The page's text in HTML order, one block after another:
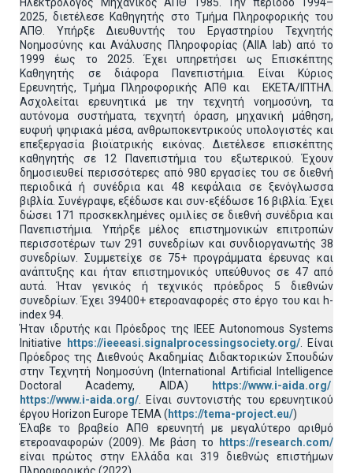
2025, διετέλεσε Καθηγητής στο Τμήμα Πληροφορικής του
ΑΠΘ. Υπήρξε Διευθυντής του Εργαστηρίου Τεχνητής
Νοημοσύνης και Ανάλυσης Πληροφορίας (AIIA lab) από το
1999 έως το 2025. Έχει υπηρετήσει ως Επισκέπτης
Καθηγητής σε διάφορα Πανεπιστήμια. Είναι Κύριος
Ερευνητής, Τμήμα Πληροφορικής ΑΠΘ και ΕΚΕΤΑ/ΙΠΤΗΛ.
Ασχολείται ερευνητικά με την τεχνητή νοημοσύνη, τα
αυτόνομα συστήματα, τεχνητή όραση, μηχανική μάθηση,
ευφυή ψηφιακά μέσα, ανθρωποκεντρικούς υπολογιστές και
επεξεργασία βιοϊατρικής εικόνας. Διετέλεσε επισκέπτης
καθηγητής σε 12 Πανεπιστήμια του εξωτερικού. Έχουν
δημοσιευθεί περισσότερες από 980 εργασίες του σε διεθνή
περιοδικά ή συνέδρια και 48 κεφάλαια σε ξενόγλωσσα
βιβλία. Συνέγραψε, εξέδωσε και συν-εξέδωσε 16 βιβλία. Έχει
δώσει 171 προσκεκλημένες ομιλίες σε διεθνή συνέδρια και
Πανεπιστήμια. Υπήρξε μέλος επιστημονικών επιτροπών
περισσοτέρων των 291 συνεδρίων και συνδιοργανωτής 38
συνεδρίων. Συμμετείχε σε 75+ προγράμματα έρευνας και
ανάπτυξης και ήταν επιστημονικός υπεύθυνος σε 47 από
αυτά. Ήταν γενικός ή τεχνικός πρόεδρος 5 διεθνών
συνεδρίων. Έχει 39400+ ετεροαναφορές στο έργο του και h-
index 94.
Ήταν ιδρυτής και Πρόεδρος της IEEE Autonomous Systems
Initiative
https://ieeeasi.signalprocessingsociety.org/. Είναι
Πρόεδρος της Διεθνούς Ακαδημίας Διδακτορικών Σπουδών
στην Τεχνητή Νοημοσύνη (International Artificial Intelligence
Doctoral Academy, AIDA)
https://www.i-aida.org/
https://www.i-aida.org/ . Είναι συντονιστής του ερευνητικού
έργου Horizon Europe TEMA ( https://tema-project.eu/)
Έλαβε το βραβείο ΑΠΘ ερευνητή με μεγαλύτερο αριθμό
ετεροαναφορών (2009). Με βάση το
https://research.com/
είναι πρώτος στην Ελλάδα και 319 διεθνώς επιστήμων